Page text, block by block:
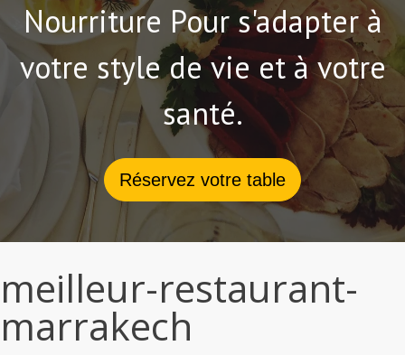
Nourriture Pour s'adapter à
votre style de vie et à votre
santé.
Réservez votre table
meilleur-restaurant-
marrakech